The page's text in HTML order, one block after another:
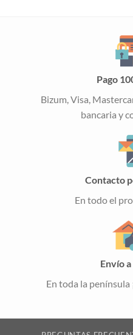
Pago
Bizum, Visa,
bancaria y
Contacto
En todo el
Envío
En toda la